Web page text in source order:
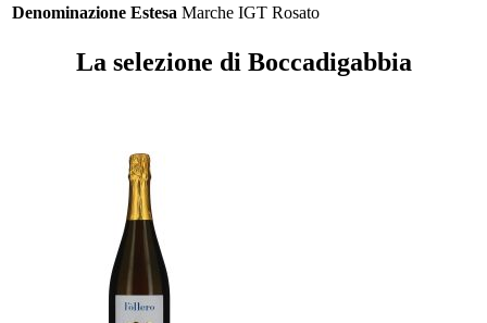
Denominazione Estesa Marche IGT Rosato
La selezione di Boccadigabbia